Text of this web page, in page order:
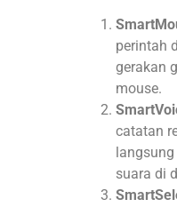
perintah
gerakan
mouse.
catatan
suara di